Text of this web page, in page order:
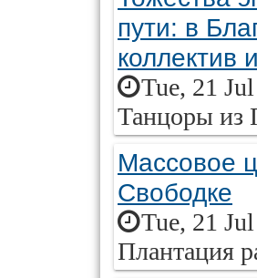
пути: в
коллектив
Tue, 21
Танцоры из
Массовое
Свободке
Tue, 21
Плантация